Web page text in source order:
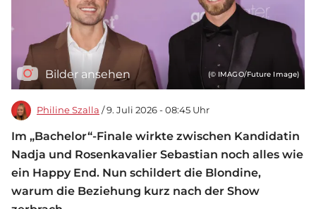
Bilder ansehen (© IMAGO/Future Image)
Philine Szalla / 9. Juli 2026 - 08:45 Uhr
Im „Bachelor“-Finale wirkte zwischen Kandidatin
Nadja und Rosenkavalier Sebastian noch alles wie
ein Happy End. Nun schildert die Blondine,
warum die Beziehung kurz nach der Show